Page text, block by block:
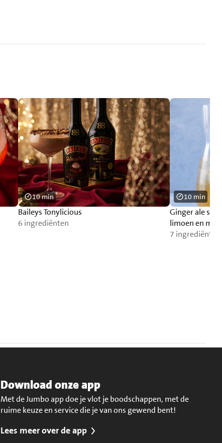
Baileys Tonylicious
6 ingrediënten
10 min
Ginger ale
limoen en
7 ingrediënten
10 min
Download onze app
Met de Jumbo app doe je vlot je boodschappen, met de
ruime keuze en service die je van ons gewend bent!
Lees meer over de app